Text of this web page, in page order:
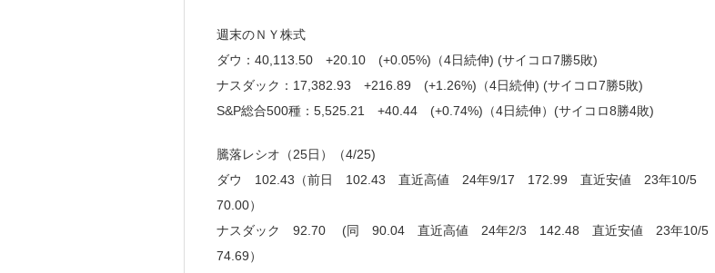
週末のＮＹ株式
ダウ：40,113.50 +20.10 (+0.05%)（4日続伸) (サイコロ7勝5敗)
ナスダック：17,382.93 +216.89 (+1.26%)（4日続伸) (サイコロ7勝5敗)
S&P総合500種：5,525.21 +40.44 (+0.74%)（4日続伸）(サイコロ8勝4敗)
騰落レシオ（25日）（4/25)
ダウ 102.43（前日 102.43 直近高値 24年9/17 172.99 直近安値 23年10/5
70.00）
ナスダック 92.70 (同 90.04 直近高値 24年2/3 142.48 直近安値 23年10/5
74.69）